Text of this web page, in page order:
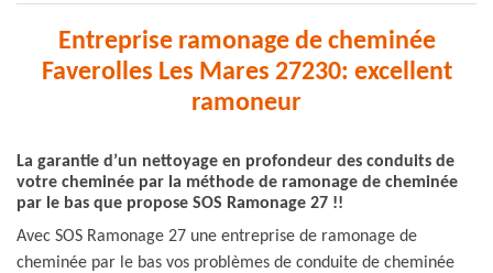
Entreprise ramonage de cheminée
Faverolles Les Mares 27230: excellent
ramoneur
La garantie d’un nettoyage en profondeur des conduits de
votre cheminée par la méthode de ramonage de cheminée
par le bas que propose SOS Ramonage 27 !!
Avec SOS Ramonage 27 une entreprise de ramonage de
cheminée par le bas vos problèmes de conduite de cheminée